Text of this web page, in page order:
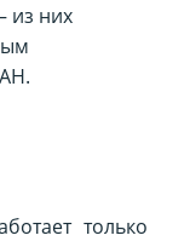
из них
только